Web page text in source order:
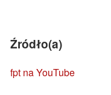
Źródło(a)
fpt na YouTube